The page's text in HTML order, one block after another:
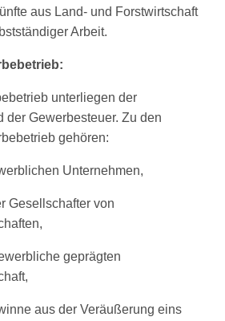
aus Land- und Forstwirtschaft
Arbeit.
unterliegen der
der Gewerbesteuer. Zu den
gehören:
Unternehmen,
Gesellschafter von
geprägten
aus der Veräußerung eins